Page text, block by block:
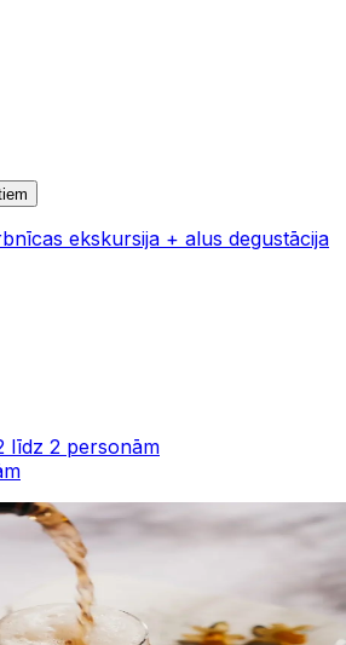
ekskursija + alus degustācija
līdz 2 personām